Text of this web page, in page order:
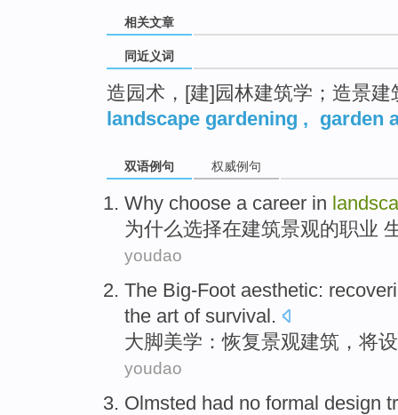
相关文章
同近义词
造园术，[建]园林建筑学；造景建
landscape gardening , garden
双语例句 权威例句
Why choose a career in
为什么选择在建筑景观的职业
youdao
The Big-Foot aesthetic:
the art of survival.
大脚美学 ：恢复景观建筑 ，将
youdao
Olmsted had no formal design